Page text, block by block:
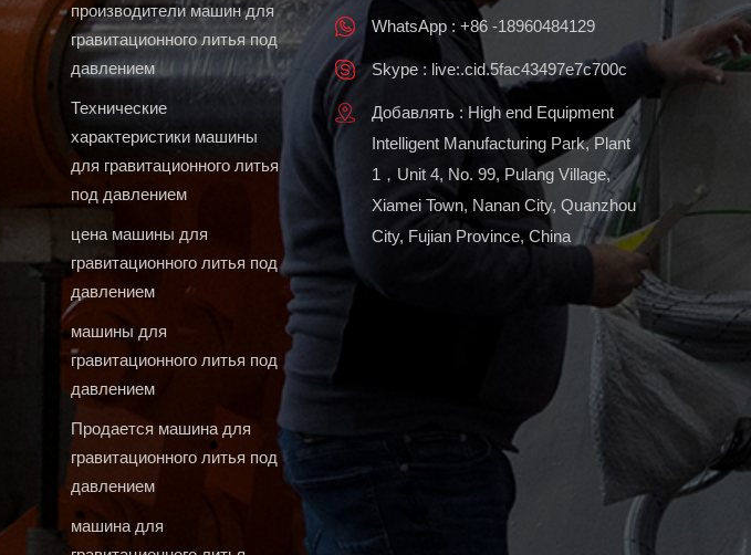
производители машин для
гравитационного литья под
давлением
Технические
характеристики машины
для гравитационного литья
под давлением
цена машины для
гравитационного литья под
давлением
машины для
гравитационного литья под
давлением
Продается машина для
гравитационного литья под
давлением
машина для
WhatsApp : +86 -18960484129
Skype : live:.cid.5fac43497e7c700c
Добавлять : High end Equipment
Intelligent Manufacturing Park, Plant
1，Unit 4, No. 99, Pulang Village,
Xiamei Town, Nanan City, Quanzhou
City, Fujian Province, China